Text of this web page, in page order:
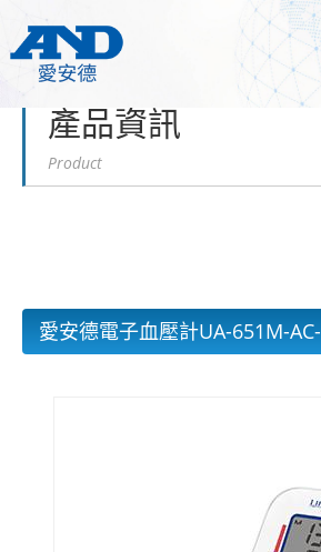
首頁
產品資訊
Product
愛安德電子血壓計UA-651M-AC-